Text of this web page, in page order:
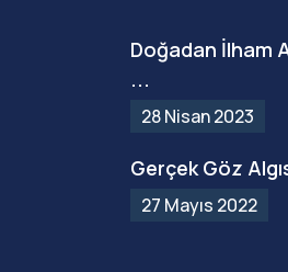
Doğadan İlham
...
28 Nisan 2023
Gerçek Göz
27 Mayıs 2022